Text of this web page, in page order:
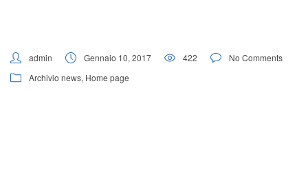
admin Gennaio 10, 2017 422
No Comments
Archivio news, Home page